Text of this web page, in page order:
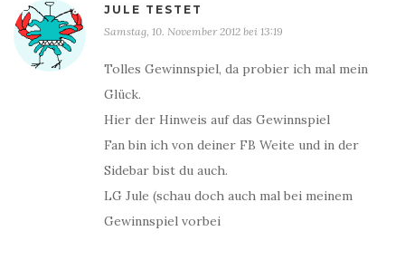
JULE TESTET
Samstag, 10. November 2012 bei 13:19
Tolles Gewinnspiel, da probier ich mal mein
Glück.
Hier der Hinweis auf das Gewinnspiel
Fan bin ich von deiner FB Weite und in der
Sidebar bist du auch.
LG Jule (schau doch auch mal bei meinem
Gewinnspiel vorbei